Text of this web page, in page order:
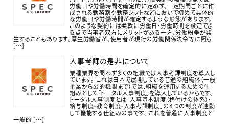
労働日や労働時間を確定的に定めず、一定期間ごとに作
成される勤務割や勤務シフトなどにおいて初めて具体的
な労働日や労働時間が確定するような形態があります。
このような契約には柔軟に労働日・労働時間を設定でき
る点で当事者双方にメリットがある一方、労働紛争が発
生することもあります。厚生労働省が、使用者が現行の労働関係法令等に照ら
[…]
人事考課の是非について
業種業界を問わず多くの組織では人事考課制度を導入し
ています。 これは日本で展開している普通の組織体（一般
企業から公的機関まで）では、組織を運用するための仕
組みとして「トータル人事制度」を導入しているからです。
トータル人事制度とは「人事基本制度（格付けの体系）・
給与制度・教育制度・人事考課制度」の４つの制度が連動
して機能する仕組みの事です。 これを普通に人事制度と
一般的 […]